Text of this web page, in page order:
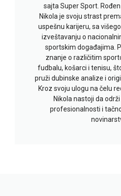
sajta Super Sport.
Nikola je svoju strast
uspešnu karijeru, sa
izveštavanju o
sportskim događajima.
znanje o različitim
fudbalu, košarci i tenisu,
pruži dubinske analize i
Kroz svoju ulogu na čelu
Nikola nastoji da
profesionalnosti i